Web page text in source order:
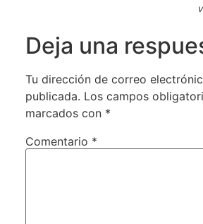
Deja una
Tu dirección de correo
publicada. Los campos
marcados con *
Comentario *